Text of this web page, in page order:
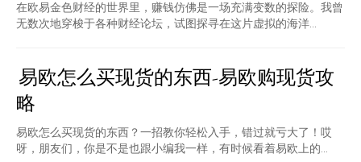
在欧易金色财经的世界里，赚钱仿佛是一场充满变数的探险。我曾
无数次地穿梭于各种财经论坛，试图探寻在这片虚拟的海洋...
易欧怎么买现货的东西-易欧购现货攻
略
易欧怎么买现货的东西？一招教你轻松入手，错过就亏大了！哎
呀，朋友们，你是不是也跟小编我一样，有时候看着易欧上的...